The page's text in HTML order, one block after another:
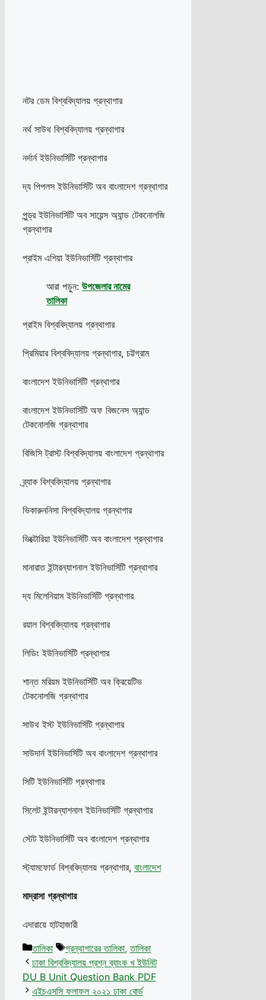
নটর ডেম বিশ্ববিদ্যালয় গ্রন্থাগার
নর্থ সাউথ বিশ্ববিদ্যালয় গ্রন্থাগার
নর্দার্ন ইউনিভার্সিটি গ্রন্থাগার
দ্য পিপলস ইউনিভার্সিটি অব বাংলাদেশ গ্রন্থাগার
পুন্ড্র ইউনিভার্সিটি অব সায়েন্স অ্যান্ড টেকনোলজি
গ্রন্থাগার
প্রাইম এশিয়া ইউনিভার্সিটি গ্রন্থাগার
আরা পড়ুন: উপজেলার নামের
তালিকা
প্রাইম বিশ্ববিদ্যালয় গ্রন্থাগার
প্রিমিয়ার বিশ্ববিদ্যালয় গ্রন্থাগার, চট্টগ্রাম
বাংলাদেশ ইউনিভার্সিটি গ্রন্থাগার
বাংলাদেশ ইউনিভার্সিটি অফ বিজনেস অ্যান্ড
টেকনোলজি গ্রন্থাগার
বিজিসি ট্রাস্ট বিশ্ববিদ্যালয় বাংলাদেশ গ্রন্থাগার
ব্র্যাক বিশ্ববিদ্যালয় গ্রন্থাগার
ভিকারুননিসা বিশ্ববিদ্যালয় গ্রন্থাগার
ভিক্টোরিয়া ইউনিভার্সিটি অব বাংলাদেশ গ্রন্থাগার
মানারাত ইন্টারন্যাশনাল ইউনিভার্সিটি গ্রন্থাগার
দ্য মিলেনিয়াম ইউনিভার্সিটি গ্রন্থাগার
রয়াল বিশ্ববিদ্যালয় গ্রন্থাগার
লিডিং ইউনিভার্সিটি গ্রন্থাগার
শান্ত মরিয়ম ইউনিভার্সিটি অব ক্রিয়েটিভ
টেকনোলজি গ্রন্থাগার
সাউথ ইস্ট ইউনিভার্সিটি গ্রন্থাগার
সাউদার্ন ইউনিভার্সিটি অব বাংলাদেশ গ্রন্থাগার
সিটি ইউনিভার্সিটি গ্রন্থাগার
সিলেট ইন্টারন্যাশনাল ইউনিভার্সিটি গ্রন্থাগার
স্টেট ইউনিভার্সিটি অব বাংলাদেশ গ্রন্থাগার
স্ট্যামফোর্ড বিশ্ববিদ্যালয় গ্রন্থাগার, বাংলাদেশ
মাদ্রাসা গ্রন্থাগার
এদারায়ে হাটহাজারী
Categories
তালিকা Tags
গ্রন্থাগারের তালিকা,তালিকা
ঢাকা বিশ্ববিদ্যালয় প্রশ্ন ব্যাংক খ ইউনিট
DU B Unit Question Bank PDF
এইচএসসি ফলাফল ২০২১ ঢাকা বোর্ড